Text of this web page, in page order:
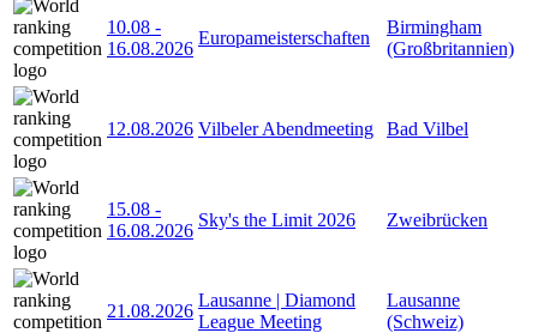
10.08 -
16.08.2026
Europameisterschaften
Birmingham
(Großbritannien)
12.08.2026 Vilbeler Abendmeeting Bad Vilbel
15.08 -
16.08.2026
Sky's the Limit 2026 Zweibrücken
21.08.2026
Lausanne | Diamond
League Meeting
Lausanne
(Schweiz)